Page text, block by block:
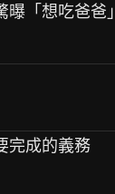
「想吃爸爸」
完成的義務